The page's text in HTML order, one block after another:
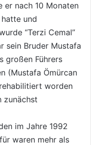
er nach 10 Monaten
und
“Terzi Cemal”
sein Bruder Mustafa
großen Führers
(Mustafa Ömürcan
worden
zunächst
im Jahre 1992
waren mehr als